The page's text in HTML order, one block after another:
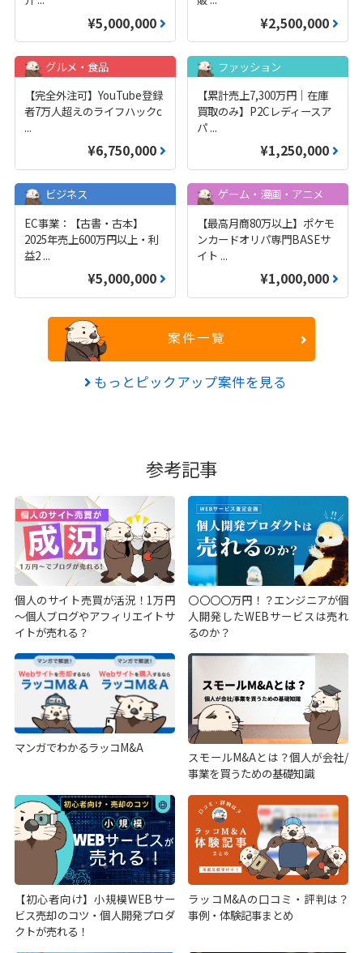
¥5,000,000 ¥2,500,000
グルメ・食品
【完全外注可】YouTube登録
者7万人超えのライフハックc
...
¥6,750,000
ファッション
【累計売上7,300万円｜在庫
買取のみ】P2Cレディースア
パ ...
¥1,250,000
ビジネス
EC事業：【古書・古本】
2025年売上600万円以上・利
益2 ...
¥5,000,000
ゲーム・漫画・アニメ
【最高月商80万以上】ポケモ
ンカードオリパ専門BASEサ
イト ...
¥1,000,000
案件一覧
もっとピックアップ案件を見る
参考記事
個人のサイト売買が活況！1万円
～個人ブログやアフィリエイトサ
イトが売れる？
〇〇〇〇万円！？エンジニアが個
人開発したWEBサービスは売れ
るのか？
マンガでわかるラッコM&A
スモールM&Aとは？個人が会社/
事業を買うための基礎知識
【初心者向け】小規模WEBサー
ビス売却のコツ・個人開発プロダ
クトが売れる！
ラッコM&Aの口コミ・評判は？
事例・体験記事まとめ